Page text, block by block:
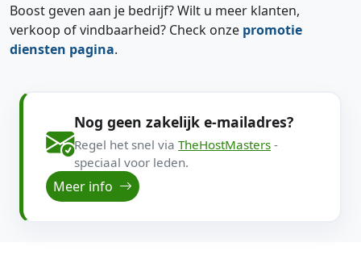
Boost geven aan je bedrijf? Wilt u meer klanten,
verkoop of vindbaarheid? Check onze promotie
diensten pagina.
Nog geen zakelijk e-mailadres?
Regel het snel via TheHostMasters -
speciaal voor leden.
Meer info